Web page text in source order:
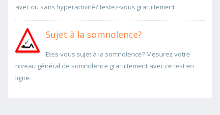
avec ou sans hyperactivité? testez-vous gratuitement
Sujet à la somnolence?
Etes-vous sujet à la somnolence? Mesurez votre
niveau général de somnolence gratuitement avec ce test en
ligne.